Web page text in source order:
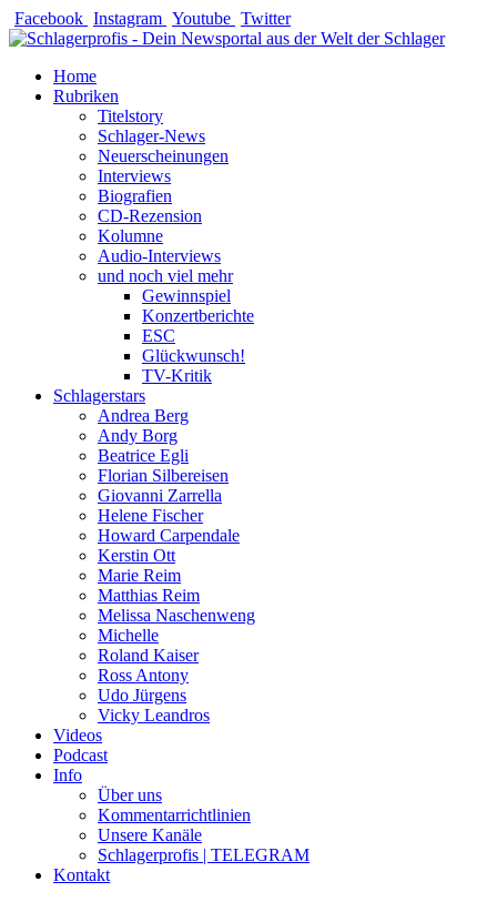
Zum
Inhalt
Facebook Instagram Youtube Twitter
Home
Rubriken
Titelstory
Schlager-News
Neuerscheinungen
Interviews
Biografien
CD-Rezension
Kolumne
Audio-Interviews
und noch viel mehr
Gewinnspiel
Konzertberichte
ESC
Glückwunsch!
TV-Kritik
Schlagerstars
Andrea Berg
Andy Borg
Beatrice Egli
Florian Silbereisen
Giovanni Zarrella
Helene Fischer
Howard Carpendale
Kerstin Ott
Marie Reim
Matthias Reim
Melissa Naschenweng
Michelle
Roland Kaiser
Ross Antony
Udo Jürgens
Vicky Leandros
Videos
Podcast
Info
Über uns
Kommentarrichtlinien
Unsere Kanäle
Schlagerprofis | TELEGRAM
Kontakt